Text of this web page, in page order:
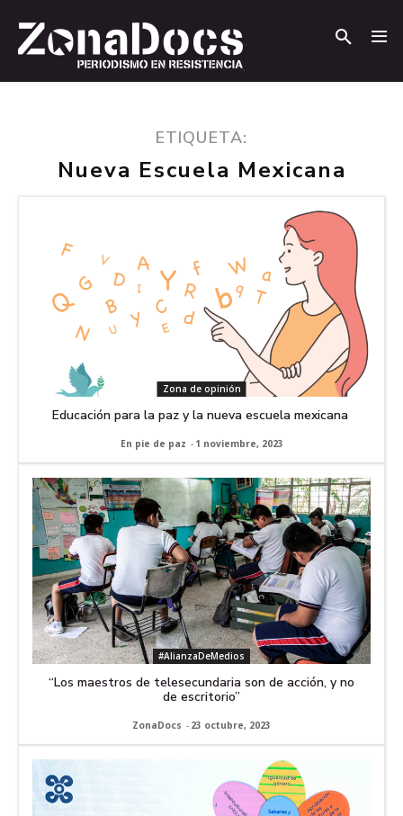
ETIQUETA:
Nueva Escuela Mexicana
Zona de opinión
Educación para la paz y la nueva escuela mexicana
En pie de paz - 1 noviembre, 2023
#AlianzaDeMedios
“Los maestros de telesecundaria son de acción, y no
de escritorio”
ZonaDocs - 23 octubre, 2023